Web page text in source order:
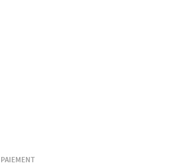
PAIEMENT